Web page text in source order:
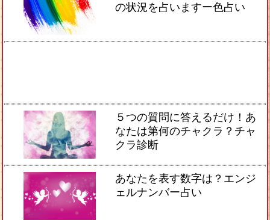
の状況を占いますー色占い
５つの質問に答えるだけ！あ
なたは第何のチャクラ？チャ
クラ診断
あなたを表す数字は？エンジ
ェルナンバー占い